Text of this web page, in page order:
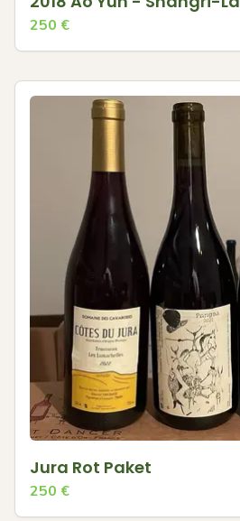
250 €
Jura Rot Paket
250 €